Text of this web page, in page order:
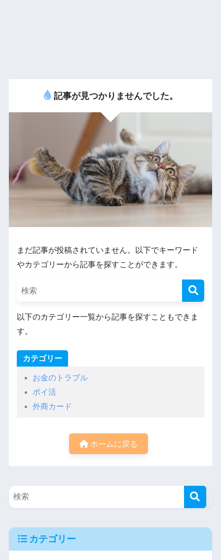
記事が見つかりませんでした。
まだ記事が投稿されていません。以下でキーワード
やカテゴリーから記事を探すことができます。
以下のカテゴリー一覧から記事を探すこともできま
す。
カテゴリー
お金のトラブル
ポイ活
外商カード
ホームに戻る
カテゴリー